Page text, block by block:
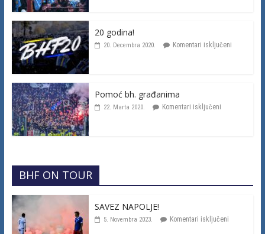
20 godina!
20. Decembra 2020. Komentari isključeni
Pomoć bh. građanima
22. Marta 2020. Komentari isključeni
BHF ON TOUR
SAVEZ NAPOLJE!
5. Novembra 2023. Komentari isključeni